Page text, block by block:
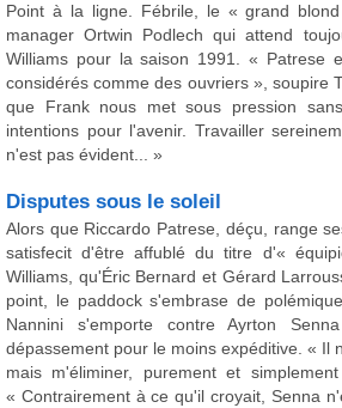
Point à la ligne. Fébrile, le « grand
manager Ortwin Podlech qui attend
Williams pour la saison 1991. « Patrese
considérés comme des ouvriers », soupire
que Frank nous met sous pression
intentions pour l'avenir. Travailler
n'est pas évident... »
Disputes sous le soleil
Alors que Riccardo Patrese, déçu, range
satisfecit d'être affublé du titre d'«
Williams, qu'Éric Bernard et Gérard
point, le paddock s'embrase de
Nannini s'emporte contre Ayrton
dépassement pour le moins expéditive. « Il
mais m'éliminer, purement et
« Contrairement à ce qu'il croyait, Senna